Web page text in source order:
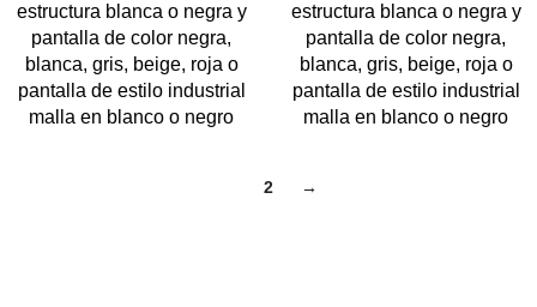
estructura blanca o negra y
pantalla de color negra,
blanca, gris, beige, roja o
pantalla de estilo industrial
malla en blanco o negro
estructura blanca o negra y
pantalla de color negra,
blanca, gris, beige, roja o
pantalla de estilo industrial
malla en blanco o negro
2 →